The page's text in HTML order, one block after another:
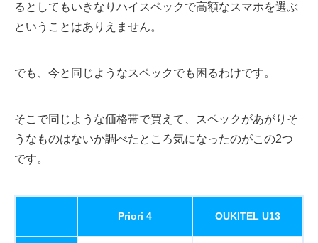
るとしてもいきなりハイスペックで高額なスマホを選ぶ
ということはありえません。
でも、今と同じようなスペックでも困るわけです。
そこで同じような価格帯で買えて、スペックがあがりそ
うなものはないか調べたところ気になったのがこの2つ
です。
Priori 4 OUKITEL U13